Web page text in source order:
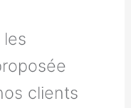
les
clients